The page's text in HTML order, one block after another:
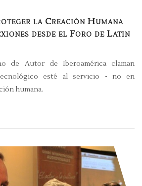
la Creación Humana
desde el Foro de Latin
de Autor de Iberoamérica claman
esté al servicio - no en
humana.